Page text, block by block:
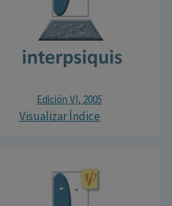
Edición VI, 2005
Visualizar Índice